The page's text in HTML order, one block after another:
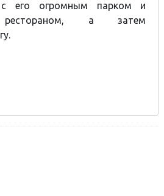
с его огромным парком и
рестораном, а затем